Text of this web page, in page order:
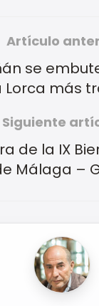
Artículo
se
Lorca más
Siguiente
de la IX
Málaga –